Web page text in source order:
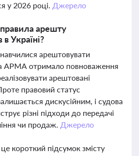
у 2026 році. Джерело
арешту
Україні?
арештовувати
АРМА отримало повноваження
арештовані
правовий статус
дискусійним, і судова
різні підходи до передачі
чи продаж. Джерело
короткий підсумок змісту